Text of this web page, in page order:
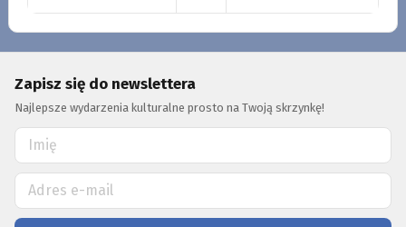
Zapisz się do newslettera
Najlepsze wydarzenia kulturalne prosto na Twoją skrzynkę!